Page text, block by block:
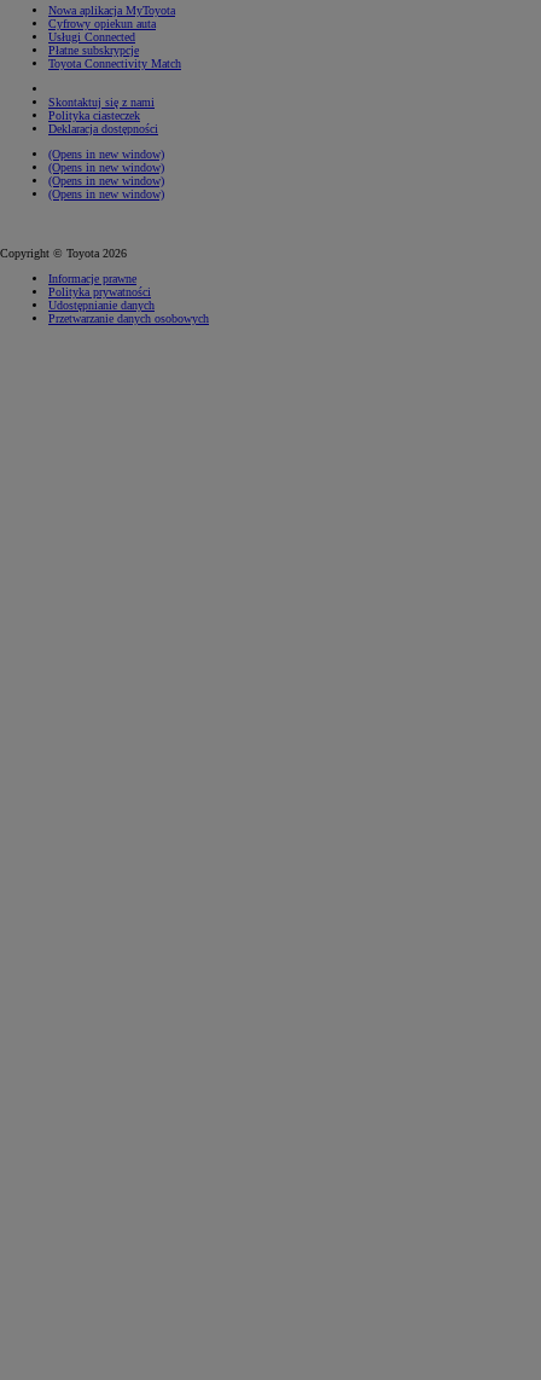
Nowa aplikacja MyToyota
Cyfrowy opiekun auta
Usługi Connected
Płatne subskrypcje
Toyota Connectivity Match
Skontaktuj się z nami
Polityka ciasteczek
Deklaracja dostępności
(Opens in new window)
(Opens in new window)
(Opens in new window)
(Opens in new window)
Copyright © Toyota 2026
Informacje prawne
Polityka prywatności
Udostępnianie danych
Przetwarzanie danych osobowych